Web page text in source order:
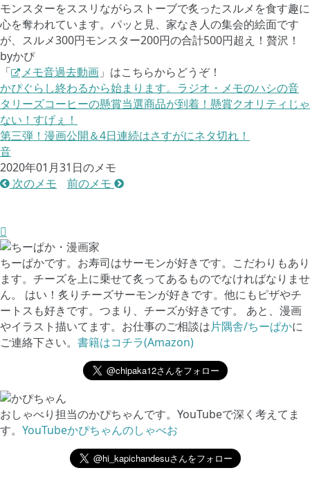
モンスターをススリながらストーブで炙ったスルメを食す趣に
心を奪われています。パッと見、家なき人の集会的絵面です
が、スルメ300円モンスター200円の合計500円超え！贅沢！
byかぴ
「
メモ音過去動画 」はこちらからどうぞ！
かぴぐらし終わるから始まります。ラジオ・メモのハシの音
タリーズコーヒーの懸賞当選商品が到着！懸賞クオリティじゃ
ない！すげぇ！
第三弾！漫画公開＆4日連続はさすがにネタ切れ！
音
2020年01月31日のメモ
次のメモ
前のメモ
ちーぱかです。お寿司はサーモンが好きです。こだわりもあり
ます。チーズを上に乗せて炙ってあるものでなければなりませ
ん。 はい！炙りチーズサーモンが好きです。他にもピザやチ
ートスも好きです。つまり、チーズが好きです。 あと、漫画
やイラスト描いてます。お仕事のご相談は片隅舎/ちーぱかに
ご連絡下さい。 書籍はコチラ(Amazon)
おしゃべり担当のかぴちゃんです。YouTubeで深く考えてま
す。 YouTubeかぴちゃんのしゃべお